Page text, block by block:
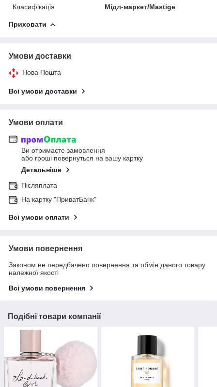
Класифікація
Мідл-маркет/Mastige
Приховати
Умови доставки
Нова Пошта
Всі умови доставки
Умови оплати
Ви отримаєте замовлення
або гроші повернуться на вашу картку
Детальніше
Післяплата
На картку "ПриватБанк"
Всі умови оплати
Умови повернення
Законом не передбачено повернення та обмін даного товару
належної якості
Всі умови повернення
Подібні товари компанії